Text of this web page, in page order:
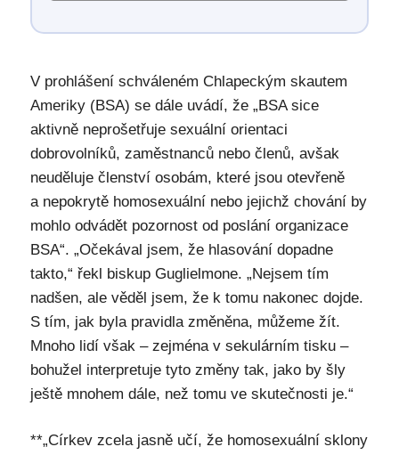
V prohlášení schváleném Chlapeckým skautem
Ameriky (BSA) se dále uvádí, že „BSA sice
aktivně neprošetřuje sexuální orientaci
dobrovolníků, zaměstnanců nebo členů, avšak
neuděluje členství osobám, které jsou otevřeně
a nepokrytě homosexuální nebo jejichž chování by
mohlo odvádět pozornost od poslání organizace
BSA“. „Očekával jsem, že hlasování dopadne
takto,“ řekl biskup Guglielmone. „Nejsem tím
nadšen, ale věděl jsem, že k tomu nakonec dojde.
S tím, jak byla pravidla změněna, můžeme žít.
Mnoho lidí však – zejména v sekulárním tisku –
bohužel interpretuje tyto změny tak, jako by šly
ještě mnohem dále, než tomu ve skutečnosti je.“
**„Církev zcela jasně učí, že homosexuální sklony